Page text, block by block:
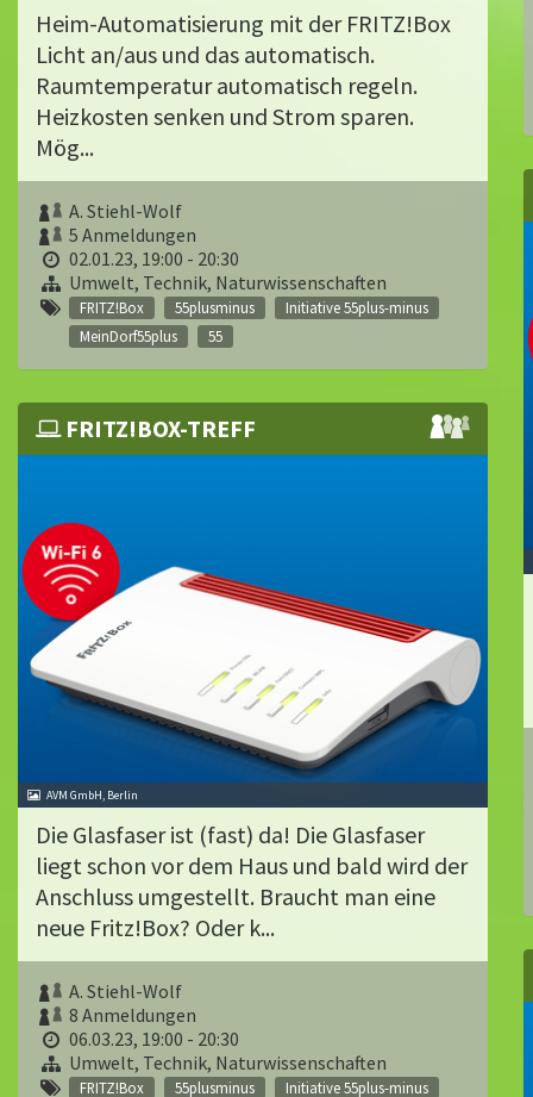
Heim-Automatisierung mit der FRITZ!Box
Licht an/aus und das automatisch.
Raumtemperatur automatisch regeln.
Heizkosten senken und Strom sparen.
Mög...
A. Stiehl-Wolf
5 Anmeldungen
02.01.23, 19:00 - 20:30
Umwelt, Technik, Naturwissenschaften
FRITZ!Box 55plusminus
Initiative 55plus-minus
MeinDorf55plus
55
FRITZ!BOX-TREFF
AVM GmbH, Berlin
Die Glasfaser ist (fast) da! Die Glasfaser
liegt schon vor dem Haus und bald wird der
Anschluss umgestellt. Braucht man eine
neue Fritz!Box? Oder k...
A. Stiehl-Wolf
8 Anmeldungen
06.03.23, 19:00 - 20:30
Umwelt, Technik, Naturwissenschaften
FRITZ!Box 55plusminus
Initiative 55plus-minus